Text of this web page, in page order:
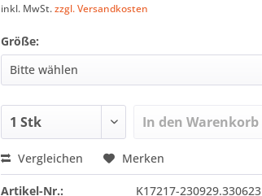
inkl. MwSt.zzgl. Versandkosten
Größe:
In den Warenkorb
Vergleichen Merken
Artikel-Nr.:
K17217-230929.330623